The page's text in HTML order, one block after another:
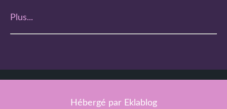
Plus...
Hébergé par Eklablog